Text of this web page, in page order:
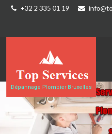
+32 2 335 01 19
Dépannage Plombier Bruxelles